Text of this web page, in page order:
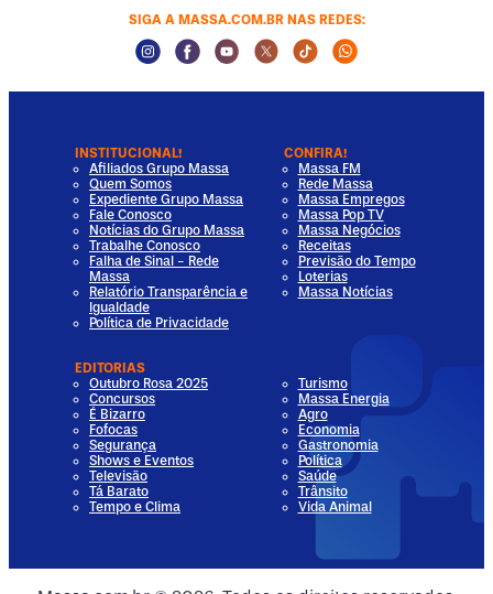
SIGA A MASSA.COM.BR NAS REDES:
Instagram Social Media
Facebook Social Media
Youtube Social Media
Twitter Social Media
Tiktok Social Media
Whatsapp
INSTITUCIONAL!
Afiliados Grupo Massa
Quem Somos
Expediente Grupo Massa
Fale Conosco
Notícias do Grupo Massa
Trabalhe Conosco
Falha de Sinal - Rede
Massa
Relatório Transparência e
Igualdade
Política de Privacidade
CONFIRA!
Massa FM
Rede Massa
Massa Empregos
Massa Pop TV
Massa Negócios
Receitas
Previsão do Tempo
Loterias
Massa Notícias
EDITORIAS
Outubro Rosa 2025
Concursos
É Bizarro
Fofocas
Segurança
Shows e Eventos
Televisão
Tá Barato
Tempo e Clima
Turismo
Massa Energia
Agro
Economia
Gastronomia
Política
Saúde
Trânsito
Vida Animal